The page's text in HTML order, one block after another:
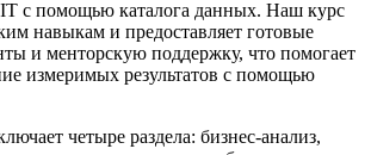
с помощью каталога данных. Наш курс
навыкам и предоставляет готовые
и менторскую поддержку, что помогает
измеримых результатов с помощью
четыре раздела: бизнес-анализ,